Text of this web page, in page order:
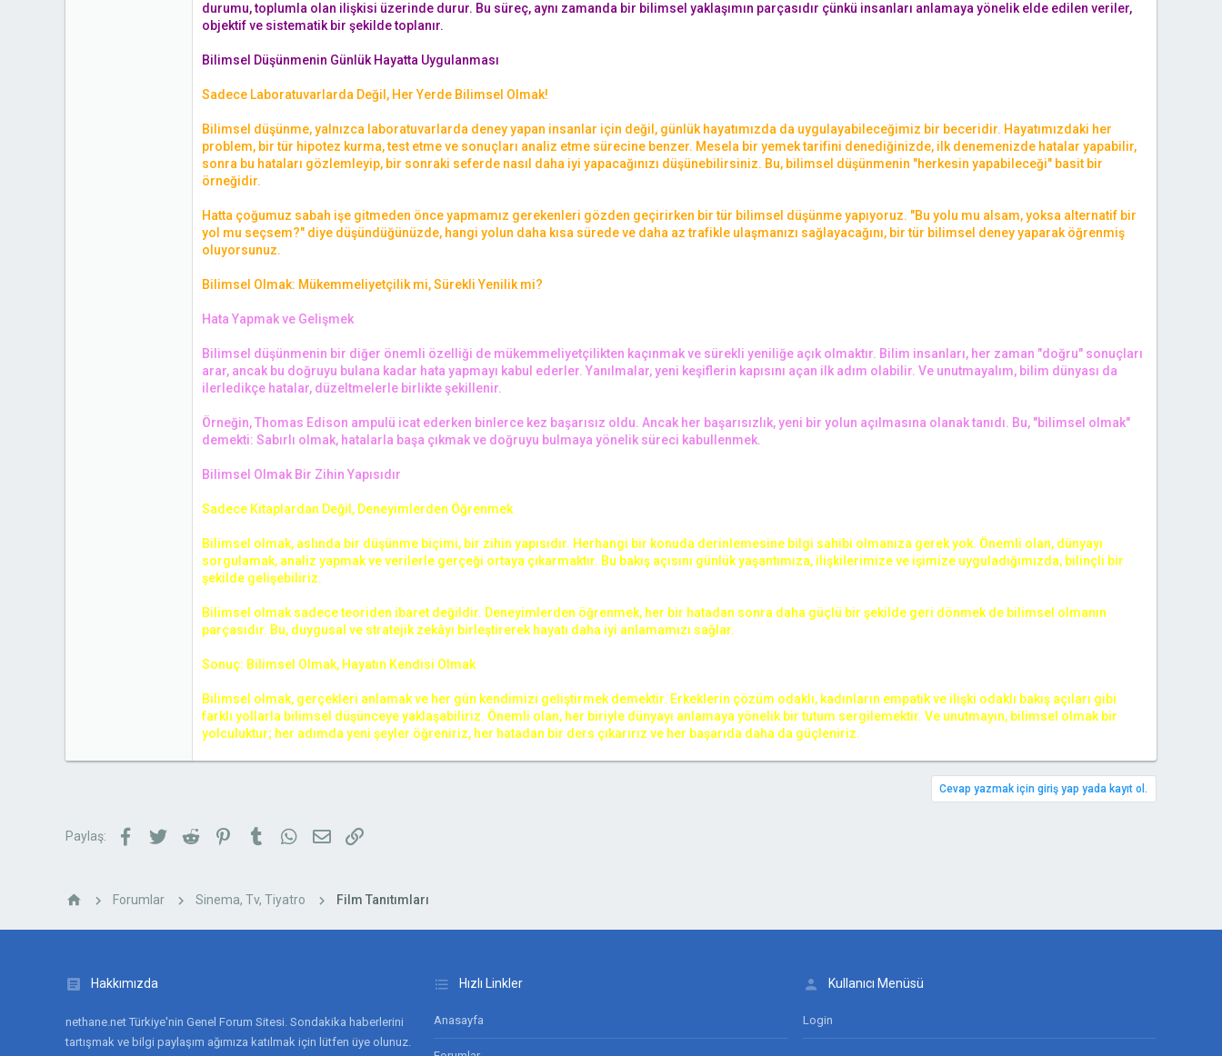
durumu, toplumla olan ilişkisi üzerinde durur. Bu süreç, aynı zamanda bir bilimsel yaklaşımın parçasıdır çünkü insanları anlamaya yönelik elde edilen veriler,
objektif ve sistematik bir şekilde toplanır.
Bilimsel Düşünmenin Günlük Hayatta Uygulanması
Sadece Laboratuvarlarda Değil, Her Yerde Bilimsel Olmak!
Bilimsel düşünme, yalnızca laboratuvarlarda deney yapan insanlar için değil, günlük hayatımızda da uygulayabileceğimiz bir beceridir. Hayatımızdaki her
problem, bir tür hipotez kurma, test etme ve sonuçları analiz etme sürecine benzer. Mesela bir yemek tarifini denediğinizde, ilk denemenizde hatalar yapabilir,
sonra bu hataları gözlemleyip, bir sonraki seferde nasıl daha iyi yapacağınızı düşünebilirsiniz. Bu, bilimsel düşünmenin "herkesin yapabileceği" basit bir
örneğidir.
Hatta çoğumuz sabah işe gitmeden önce yapmamız gerekenleri gözden geçirirken bir tür bilimsel düşünme yapıyoruz. "Bu yolu mu alsam, yoksa alternatif bir
yol mu seçsem?" diye düşündüğünüzde, hangi yolun daha kısa sürede ve daha az trafikle ulaşmanızı sağlayacağını, bir tür bilimsel deney yaparak öğrenmiş
oluyorsunuz.
Bilimsel Olmak: Mükemmeliyetçilik mi, Sürekli Yenilik mi?
Hata Yapmak ve Gelişmek
Bilimsel düşünmenin bir diğer önemli özelliği de mükemmeliyetçilikten kaçınmak ve sürekli yeniliğe açık olmaktır. Bilim insanları, her zaman "doğru" sonuçları
arar, ancak bu doğruyu bulana kadar hata yapmayı kabul ederler. Yanılmalar, yeni keşiflerin kapısını açan ilk adım olabilir. Ve unutmayalım, bilim dünyası da
ilerledikçe hatalar, düzeltmelerle birlikte şekillenir.
Örneğin, Thomas Edison ampulü icat ederken binlerce kez başarısız oldu. Ancak her başarısızlık, yeni bir yolun açılmasına olanak tanıdı. Bu, "bilimsel olmak"
demekti: Sabırlı olmak, hatalarla başa çıkmak ve doğruyu bulmaya yönelik süreci kabullenmek.
Bilimsel Olmak Bir Zihin Yapısıdır
Sadece Kitaplardan Değil, Deneyimlerden Öğrenmek
Bilimsel olmak, aslında bir düşünme biçimi, bir zihin yapısıdır. Herhangi bir konuda derinlemesine bilgi sahibi olmanıza gerek yok. Önemli olan, dünyayı
sorgulamak, analiz yapmak ve verilerle gerçeği ortaya çıkarmaktır. Bu bakış açısını günlük yaşantımıza, ilişkilerimize ve işimize uyguladığımızda, bilinçli bir
şekilde gelişebiliriz.
Bilimsel olmak sadece teoriden ibaret değildir. Deneyimlerden öğrenmek, her bir hatadan sonra daha güçlü bir şekilde geri dönmek de bilimsel olmanın
parçasıdır. Bu, duygusal ve stratejik zekâyı birleştirerek hayatı daha iyi anlamamızı sağlar.
Sonuç: Bilimsel Olmak, Hayatın Kendisi Olmak
Bilimsel olmak, gerçekleri anlamak ve her gün kendimizi geliştirmek demektir. Erkeklerin çözüm odaklı, kadınların empatik ve ilişki odaklı bakış açıları gibi
farklı yollarla bilimsel düşünceye yaklaşabiliriz. Önemli olan, her biriyle dünyayı anlamaya yönelik bir tutum sergilemektir. Ve unutmayın, bilimsel olmak bir
yolculuktur; her adımda yeni şeyler öğreniriz, her hatadan bir ders çıkarırız ve her başarıda daha da güçleniriz.
Cevap yazmak için giriş yap yada kayıt ol.
Paylaş: Facebook
TwitterReddit PinterestTumblrWhatsApp
E-postaLink
Forumlar Sinema, Tv, Tiyatro Film Tanıtımları
Hakkımızda
nethane.net Türkiye'nin Genel Forum Sitesi. Sondakika haberlerini
tartışmak ve bilgi paylaşım ağımıza katılmak için lütfen üye olunuz.
Hızlı Linkler
Anasayfa
Kullanıcı Menüsü
Login